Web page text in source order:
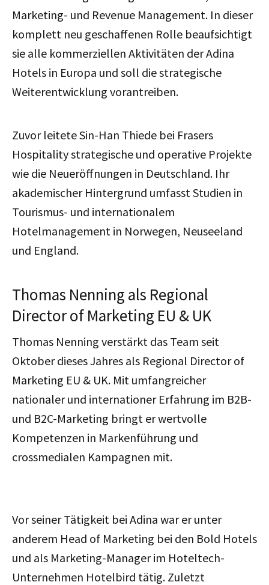
Marketing- und Revenue Management. In dieser
komplett neu geschaffenen Rolle beaufsichtigt
sie alle kommerziellen Aktivitäten der Adina
Hotels in Europa und soll die strategische
Weiterentwicklung vorantreiben.
Zuvor leitete Sin-Han Thiede bei Frasers
Hospitality strategische und operative Projekte
wie die Neueröffnungen in Deutschland. Ihr
akademischer Hintergrund umfasst Studien in
Tourismus- und internationalem
Hotelmanagement in Norwegen, Neuseeland
und England.
Thomas Nenning als Regional
Director of Marketing EU & UK
Thomas Nenning verstärkt das Team seit
Oktober dieses Jahres als Regional Director of
Marketing EU & UK. Mit umfangreicher
nationaler und internationer Erfahrung im B2B-
und B2C-Marketing bringt er wertvolle
Kompetenzen in Markenführung und
crossmedialen Kampagnen mit.
Vor seiner Tätigkeit bei Adina war er unter
anderem Head of Marketing bei den Bold Hotels
und als Marketing-Manager im Hoteltech-
Unternehmen Hotelbird tätig. Zuletzt